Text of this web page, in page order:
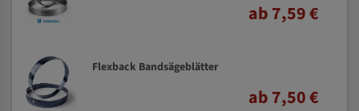
ab 7,59 €
Flexback Bandsägeblätter
ab 7,50 €